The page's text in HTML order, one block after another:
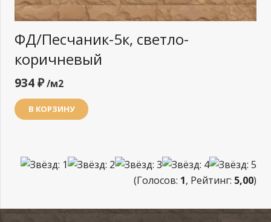
ФД/Песчаник-5к, светло-
коричневый
934₽/м2
В КОРЗИНУ
(Голосов: 1, Рейтинг: 5,00)